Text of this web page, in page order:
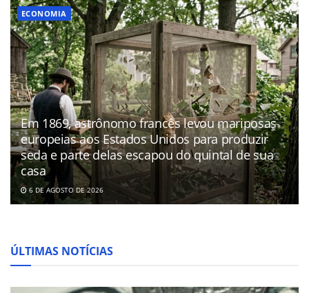
ECONOMIA
Em 1869, astrônomo francês levou mariposas
europeias aos Estados Unidos para produzir
seda e parte delas escapou do quintal de sua
casa
6 DE AGOSTO DE 2026
ÚLTIMAS NOTÍCIAS